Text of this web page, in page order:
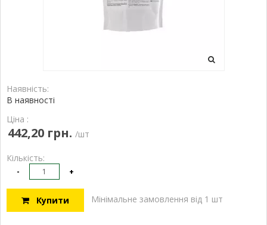
Наявність:
В наявності
Ціна :
442,20 грн. /шт
Кількість:
- +
Купити Мінімальне замовлення від 1 шт